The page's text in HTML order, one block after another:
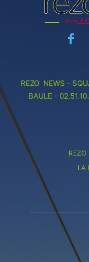
REZO NEWS -
BAULE -
REZO
LA